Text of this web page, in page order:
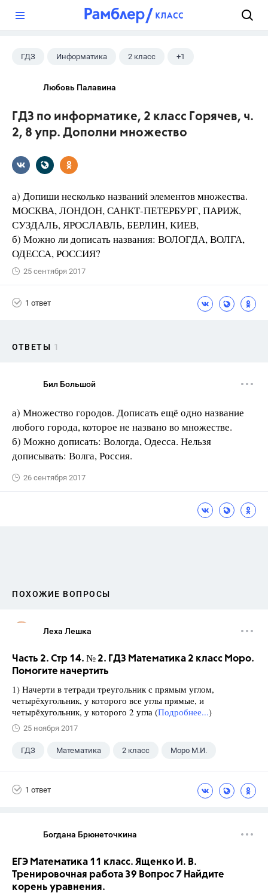
ГДЗ Информатика 2 класс +1
Любовь Палавина
ГДЗ по информатике, 2 класс Горячев, ч.
2, 8 упр. Дополни множество
а) Допиши несколько названий элементов множества.
МОСКВА, ЛОНДОН, САНКТ-ПЕТЕРБУРГ, ПАРИЖ,
СУЗДАЛЬ, ЯРОСЛАВЛЬ, БЕРЛИН, КИЕВ,
б) Можно ли дописать названия: ВОЛОГДА, ВОЛГА,
ОДЕССА, РОССИЯ?
25 сентября 2017
1 ответ
ОТВЕТЫ 1
Бил Большой
а) Множество городов. Дописать ещё одно название
любого города, которое не названо во множестве.
б) Можно дописать: Вологда, Одесса. Нельзя
дописывать: Волга, Россия.
26 сентября 2017
ПОХОЖИЕ ВОПРОСЫ
Леха Лешка
Часть 2. Стр 14. № 2. ГДЗ Математика 2 класс Моро.
Помогите начертить
1) Начерти в тетради треугольник с прямым углом,
четырёхугольник, у которого все углы прямые, и
четырёхугольник, у которого 2 угла (Подробнее...)
25 ноября 2017
ГДЗ Математика 2 класс Моро М.И.
1 ответ
Богдана Брюнеточкина
ЕГЭ Математика 11 класс. Ященко И. В.
Тренировочная работа 39 Вопрос 7 Найдите
корень уравнения.